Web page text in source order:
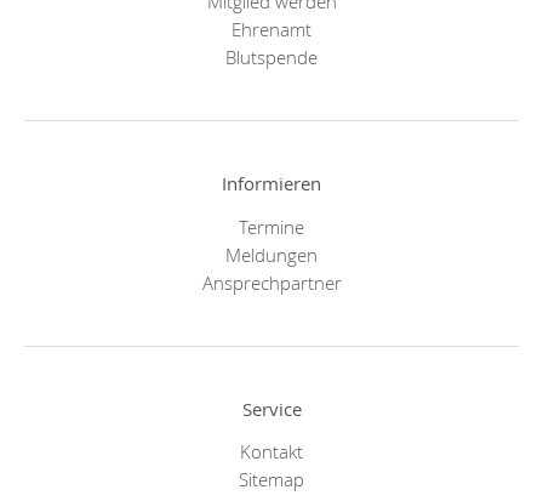
Ehrenamt
Blutspende
Informieren
Termine
Meldungen
Ansprechpartner
Service
Kontakt
Sitemap